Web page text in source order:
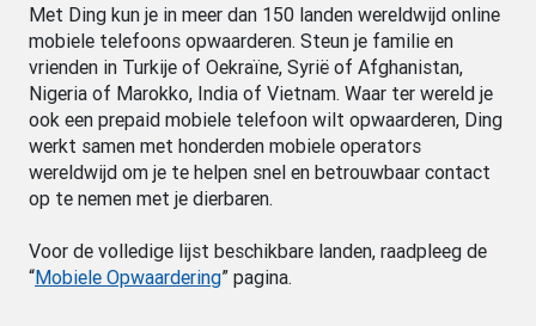
Met Ding kun je in meer dan 150 landen wereldwijd online
mobiele telefoons opwaarderen. Steun je familie en
vrienden in Turkije of Oekraïne, Syrië of Afghanistan,
Nigeria of Marokko, India of Vietnam. Waar ter wereld je
ook een prepaid mobiele telefoon wilt opwaarderen, Ding
werkt samen met honderden mobiele operators
wereldwijd om je te helpen snel en betrouwbaar contact
op te nemen met je dierbaren.
Voor de volledige lijst beschikbare landen, raadpleeg de
“Mobiele Opwaardering” pagina.